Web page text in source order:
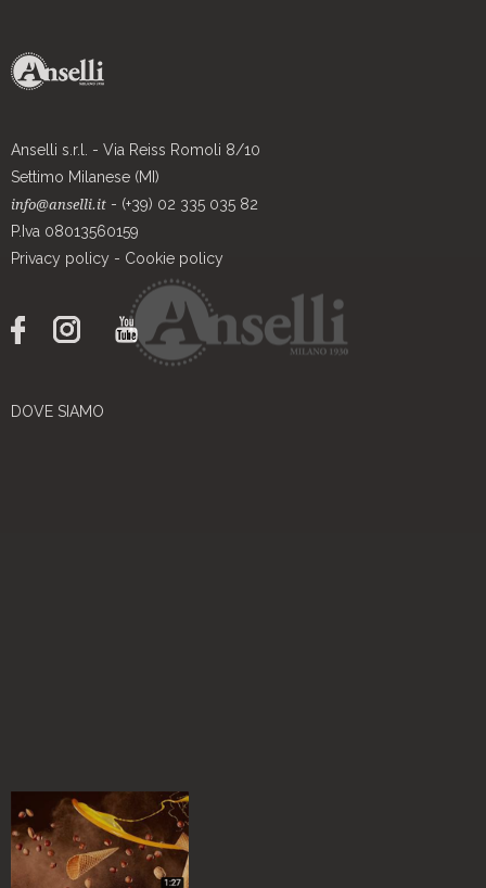
Anselli s.r.l. - Via Reiss Romoli 8/10
Settimo Milanese (MI)
info@anselli.it - (+39) 02 335 035 82
P.Iva 08013560159
Privacy policy - Cookie policy
DOVE SIAMO